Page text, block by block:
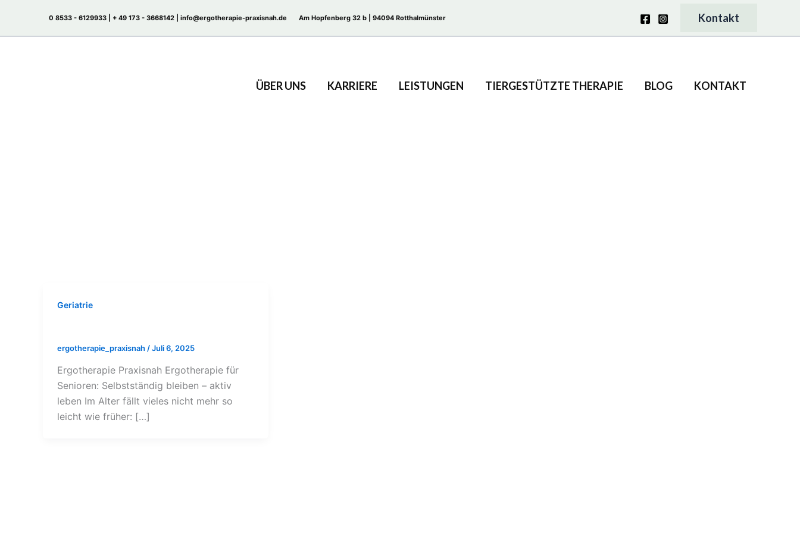
springen
0 8533 - 6129933 | + 49 173 - 3668142 | info@ergotherapie-praxisnah.de Am Hopfenberg 32 b | 94094 Rotthalmünster Kontakt
ÜBER UNS KARRIERE LEISTUNGEN TIERGESTÜTZTE THERAPIE BLOG KONTAKT
Geriatrie
ergotherapie_praxisnah /Juli 6, 2025
Ergotherapie Praxisnah Ergotherapie für
Senioren: Selbstständig bleiben – aktiv
leben Im Alter fällt vieles nicht mehr so
leicht wie früher: […]